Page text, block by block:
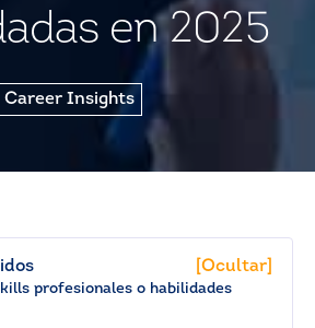
en 2025
Career Insights
[Ocultar]
profesionales o habilidades